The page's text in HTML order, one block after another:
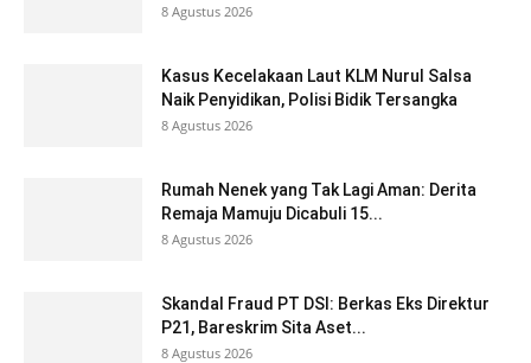
8 Agustus 2026
Kasus Kecelakaan Laut KLM Nurul Salsa
Naik Penyidikan, Polisi Bidik Tersangka
8 Agustus 2026
Rumah Nenek yang Tak Lagi Aman: Derita
Remaja Mamuju Dicabuli 15...
8 Agustus 2026
Skandal Fraud PT DSI: Berkas Eks Direktur
P21, Bareskrim Sita Aset...
8 Agustus 2026